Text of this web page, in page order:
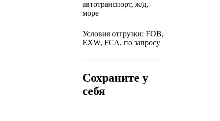
автотранспорт, ж/д,
море
Условия отгрузки: FOB,
EXW, FCA, по запросу
Сохраните у
себя